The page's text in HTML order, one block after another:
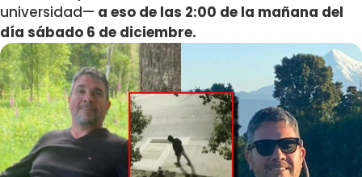
universidad— a eso de las 2:00 de la mañana del
día sábado 6 de diciembre.